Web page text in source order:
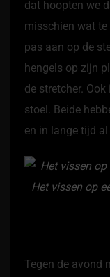
dat hoopten we
misschien wat
pas aan op de
hengels op zijn
de stretcher.
stoel. Beide
en in lange tijd
Het vissen op
Tegen de avond